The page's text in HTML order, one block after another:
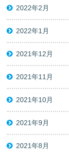
2022年2月
2022年1月
2021年12月
2021年11月
2021年10月
2021年9月
2021年8月